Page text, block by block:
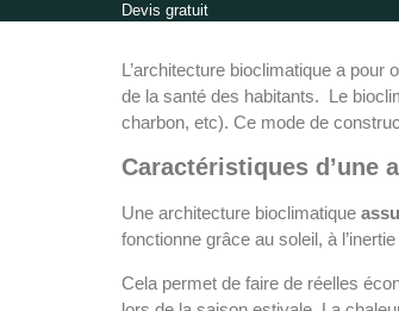
Devis gratuit
L’architecture bioclimatique a pour
de la santé des habitants. Le
charbon, etc). Ce mode de
Caractéristiques d’une
Une architecture bioclimatique
fonctionne grâce au soleil, à
Cela permet de faire de réelles